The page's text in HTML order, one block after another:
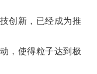
创新，已经成为推
，使得粒子达到极